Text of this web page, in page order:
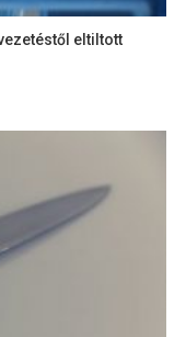
eltiltott